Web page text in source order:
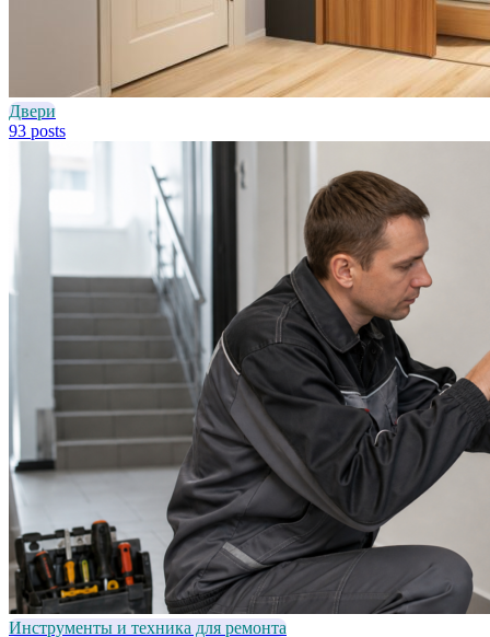
Двери
93 posts
Инструменты и техника для ремонта